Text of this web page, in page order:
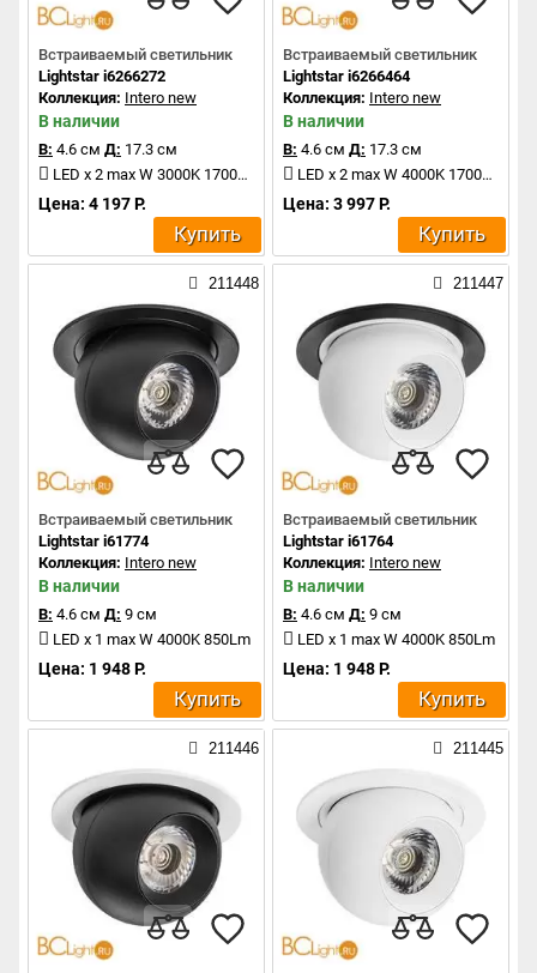
Встраиваемый светильник
Lightstar i6266272
Коллекция: Intero new
В наличии
В: 4.6 см Д: 17.3 см
LED x 2 max W 3000K 1700Lm
Цена: 4 197 Р.
Купить
Встраиваемый светильник
Lightstar i6266464
Коллекция: Intero new
В наличии
В: 4.6 см Д: 17.3 см
LED x 2 max W 4000K 1700Lm
Цена: 3 997 Р.
Купить
211448
Встраиваемый светильник
Lightstar i61774
Коллекция: Intero new
В наличии
В: 4.6 см Д: 9 см
LED x 1 max W 4000K 850Lm
Цена: 1 948 Р.
Купить
211447
Встраиваемый светильник
Lightstar i61764
Коллекция: Intero new
В наличии
В: 4.6 см Д: 9 см
LED x 1 max W 4000K 850Lm
Цена: 1 948 Р.
Купить
211446 211445